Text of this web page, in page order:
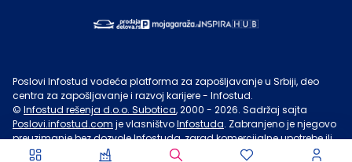
Poslovi Infostud vodeća platforma za zapošljavanje u Srbiji, deo
centra za zapošljavanje i razvoj karijere - Infostud.
© Infostud rešenja d.o.o. Subotica, 2000 - 2026. Sadržaj sajta
Poslovi.infostud.com je vlasništvoInfostuda. Zabranjeno je njegovo
preuzimanje bez dozvoleInfostuda, zarad komercijalne upotrebe ili
u druge svrhe, osim za lične potrebe posetilaca sajta.